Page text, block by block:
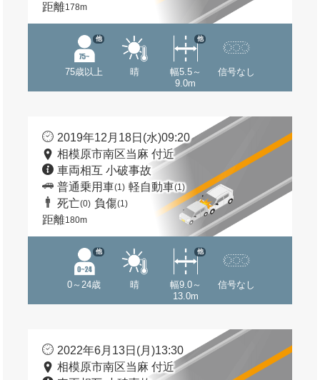
距離178m
75歳以上
他
晴
幅5.5～
9.0m
他
信号なし
2019年12月18日(水)09:20
相模原市南区当麻 付近
車両相互 小破事故
普通乗用車(1) 軽自動車(1)
死亡(0) 負傷(1)
距離180m
0～24歳
他
晴
幅9.0～
13.0m
他
信号なし
2022年6月13日(月)13:30
相模原市南区当麻 付近